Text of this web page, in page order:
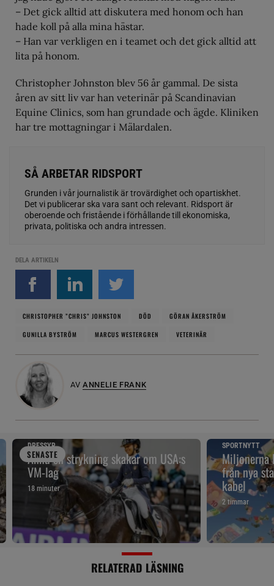
– Det gick alltid att diskutera med honom och han
hade koll på alla mina hästar.
– Han var verkligen en i teamet och det gick alltid att
lita på honom.
Christopher Johnston blev 56 år gammal. De sista
åren av sitt liv var han veterinär på Scandinavian
Equine Clinics, som han grundade och ägde. Kliniken
har tre mottagningar i Mälardalen.
SÅ ARBETAR RIDSPORT
Grunden i vår journalistik är trovärdighet och opartiskhet.
Det vi publicerar ska vara sant och relevant. Ridsport är
oberoende och fristående i förhållande till ekonomiska,
privata, politiska och andra intressen.
DELA ARTIKELN
CHRISTOPHER ”CHRIS” JOHNSTON DÖD
GÖRAN ÅKERSTRÖM
GUNILLA BYSTRÖM
MARCUS WESTERGREN VETERINÄR
AV ANNELIE FRANK
SENASTE
DRESSYR
Ännu en strykning skakar om USA:s
VM-lag
18 minuter
SPORTNYTT
Miljonerna
från nya
kabel
2 timmar
RELATERAD LÄSNING